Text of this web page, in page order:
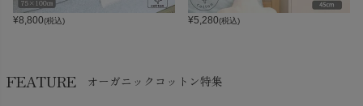
¥8,800(税込) ¥5,280(税込)
FEATURE オーガニックコットン特集